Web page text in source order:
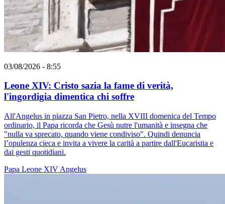
03/08/2026 - 8:55
Leone XIV: Cristo sazia la fame di verità,
l'ingordigia dimentica chi soffre
All'Angelus in piazza San Pietro, nella XVIII domenica del Tempo
ordinario, il Papa ricorda che Gesù nutre l'umanità e insegna che
"nulla va sprecato, quando viene condiviso". Quindi denuncia
l’opulenza cieca e invita a vivere la carità a partire dall'Eucaristia e
dai gesti quotidiani.
Papa Leone XIV Angelus